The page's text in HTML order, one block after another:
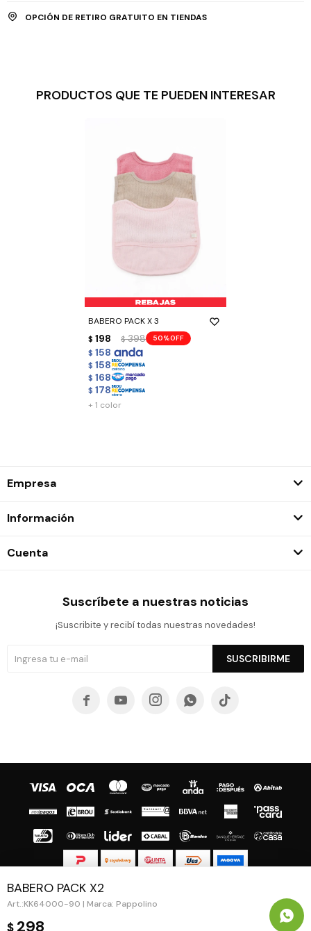
BABERO PACK X2
KK64000-90 | Marca: Pappolino
$ 298
OPCIÓN DE RETIRO GRATUITO EN TIENDAS
PRODUCTOS QUE TE PUEDEN INTERESAR
BABERO PACK X 3
$ 198 $ 398 50
$ 158
$ 158
$ 168
$ 178
+ 1 color
Empresa
Información
Cuenta
Suscríbete a nuestras noticias
¡Suscribite y recibí todas nuestras novedades!
SUSCRIBIRME
    
© Copyright 2026 / Guapa - Paprika